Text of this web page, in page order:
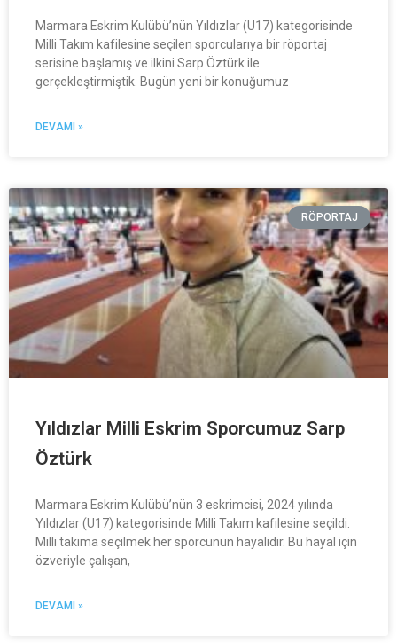
Marmara Eskrim Kulübü’nün Yıldızlar (U17) kategorisinde
Milli Takım kafilesine seçilen sporcularıya bir röportaj
serisine başlamış ve ilkini Sarp Öztürk ile
gerçekleştirmiştik. Bugün yeni bir konuğumuz
DEVAMI »
RÖPORTAJ
Yıldızlar Milli Eskrim Sporcumuz Sarp
Öztürk
Marmara Eskrim Kulübü’nün 3 eskrimcisi, 2024 yılında
Yıldızlar (U17) kategorisinde Milli Takım kafilesine seçildi.
Milli takıma seçilmek her sporcunun hayalidir. Bu hayal için
özveriyle çalışan,
DEVAMI »